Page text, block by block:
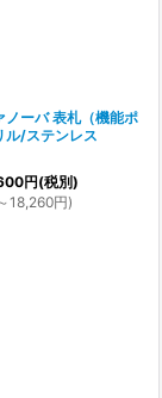
ノーバ 表札（機能ポ
/ステンレス
円(税別)
18,260円)